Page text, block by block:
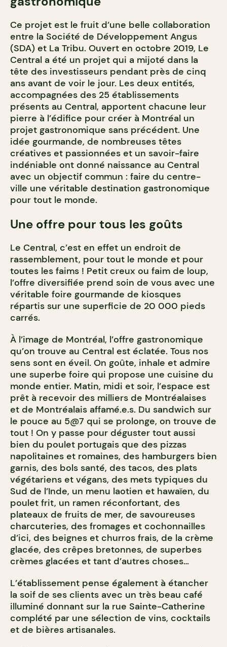
Ce projet est le fruit d’une belle collaboration
entre la Société de Développement Angus
(SDA) et La Tribu. Ouvert en octobre 2019, Le
Central a été un projet qui a mijoté dans la
tête des investisseurs pendant près de cinq
ans avant de voir le jour. Les deux entités,
accompagnées des 25 établissements
présents au Central, apportent chacune leur
pierre à l’édifice pour créer à Montréal un
projet gastronomique sans précédent. Une
idée gourmande, de nombreuses têtes
créatives et passionnées et un savoir-faire
indéniable ont donné naissance au Central
avec un objectif commun : faire du centre-
ville une véritable destination gastronomique
pour tout le monde.
Une offre pour tous les goûts
Le Central, c’est en effet un endroit de
rassemblement, pour tout le monde et pour
toutes les faims ! Petit creux ou faim de loup,
l’offre diversifiée prend soin de vous avec une
véritable foire gourmande de kiosques
répartis sur une superficie de 20 000 pieds
carrés.
À l’image de Montréal, l’offre gastronomique
qu’on trouve au Central est éclatée. Tous nos
sens sont en éveil. On goûte, inhale et admire
une superbe foire qui propose une cuisine du
monde entier. Matin, midi et soir, l’espace est
prêt à recevoir des milliers de Montréalaises
et de Montréalais affamé.e.s. Du sandwich sur
le pouce au 5@7 qui se prolonge, on trouve de
tout ! On y passe pour déguster tout aussi
bien du poulet portugais que des pizzas
napolitaines et romaines, des hamburgers bien
garnis, des bols santé, des tacos, des plats
végétariens et végans, des mets typiques du
Sud de l’Inde, un menu laotien et hawaïen, du
poulet frit, un ramen réconfortant, des
plateaux de fruits de mer, de savoureuses
charcuteries, des fromages et cochonnailles
d’ici, des beignes et churros frais, de la crème
glacée, des crêpes bretonnes, de superbes
crèmes glacées et tant d’autres choses…
L’établissement pense également à étancher
la soif de ses clients avec un très beau café
illuminé donnant sur la rue Sainte-Catherine
complété par une sélection de vins, cocktails
et de bières artisanales.